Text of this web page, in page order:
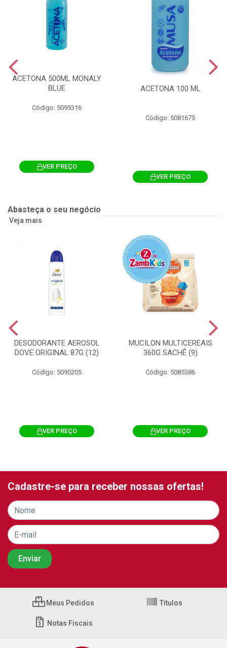
ACETONA 500ML MONALY
BLUE
Código: 5095316
VER PREÇO
ACETONA 100 ML
Código: 5081675
VER PREÇO
Abasteça o seu negócio
Veja mais
DESODORANTE AEROSOL
DOVE ORIGINAL 87G (12)
Código: 5095205
VER PREÇO
MUCILON MULTICEREAIS
360G SACHÊ (9)
Código: 5085386
VER PREÇO
Cadastre-se para receber nossas ofertas!
Meus Pedidos Títulos
Notas Fiscais